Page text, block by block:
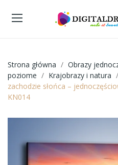
Strona główna Obrazy
poziome
Krajobrazy i natura
zachodzie słońca –
KN014